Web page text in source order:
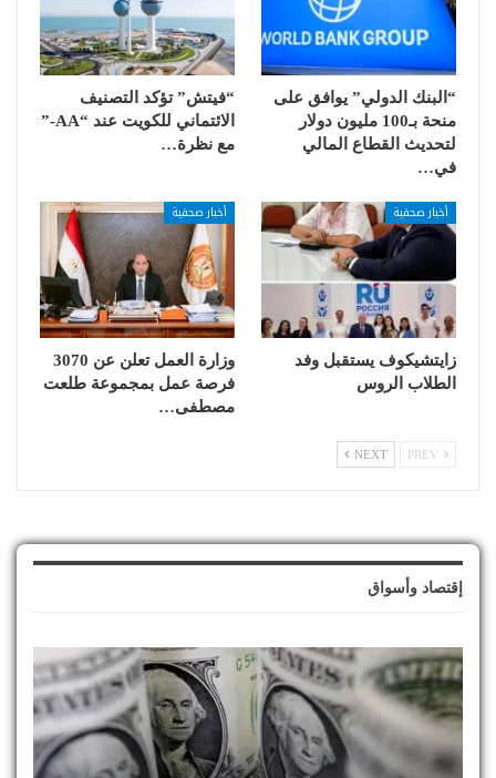
“البنك الدولي” يوافق على
منحة بـ100 مليون دولار
لتحديث القطاع المالي
في…
“فيتش” تؤكد التصنيف
الائتماني للكويت عند “AA-”
مع نظرة…
أخبار صحفية
زايتشيكوف يستقبل وفد
الطلاب الروس
أخبار صحفية
وزارة العمل تعلن عن 3070
فرصة عمل بمجموعة طلعت
مصطفى…
NEXT
إقتصاد وأسواق